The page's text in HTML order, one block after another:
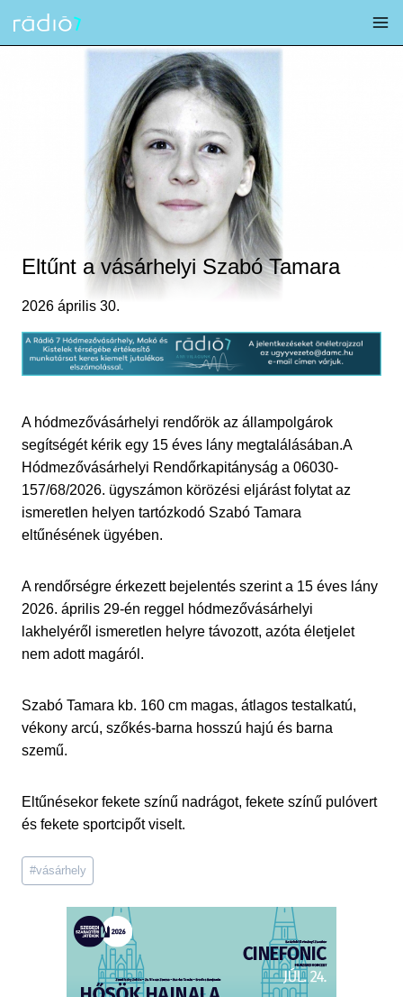
Eltűnt a vásárhelyi Szabó Tamara
2026 április 30.
A hódmezővásárhelyi rendőrök az állampolgárok
segítségét kérik egy 15 éves lány megtalálásában.A
Hódmezővásárhelyi Rendőrkapitányság a 06030-
157/68/2026. ügyszámon körözési eljárást folytat az
ismeretlen helyen tartózkodó Szabó Tamara
eltűnésének ügyében.
A rendőrségre érkezett bejelentés szerint a 15 éves lány
2026. április 29-én reggel hódmezővásárhelyi
lakhelyéről ismeretlen helyre távozott, azóta életjelet
nem adott magáról.
Szabó Tamara kb. 160 cm magas, átlagos testalkatú,
vékony arcú, szőkés-barna hosszú hajú és barna
szemű.
Eltűnésekor fekete színű nadrágot, fekete színű pulóvert
és fekete sportcipőt viselt.
Post
Tags:
#vásárhely